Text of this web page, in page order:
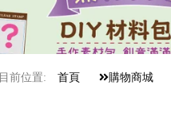
目前位置: 首頁 購物商城